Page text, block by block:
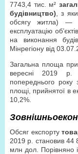
7743,4 тис. м²
будівництво) , з
обсягу житла) —
експлуатацію
на виконання
Мінрегіону від
Загальна площа
вересні 2019 р.
попереднього року
площі, прийнятої в
10,2%.
Обсяг експорту
2019 р. становив
млн дол. Порівняно